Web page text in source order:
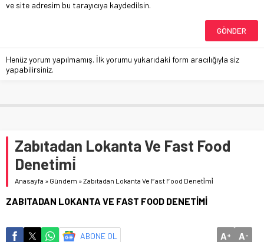
ve site adresim bu tarayıcıya kaydedilsin.
Henüz yorum yapılmamış. İlk yorumu yukarıdaki form aracılığıyla siz
yapabilirsiniz.
Zabıtadan Lokanta Ve Fast Food
Deneti̇mi̇
Anasayfa » Gündem »Zabıtadan Lokanta Ve Fast Food Deneti̇mi̇
ZABITADAN LOKANTA VE FAST FOOD DENETİMİ
ABONE OL A+ A-